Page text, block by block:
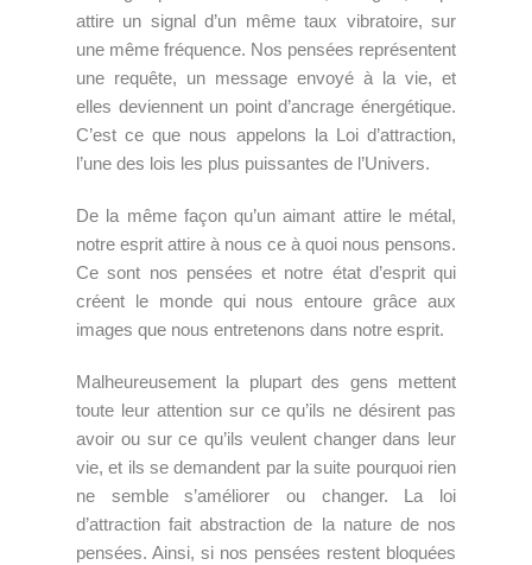
attire un signal d’un même taux vibratoire, sur
une même fréquence. Nos pensées représentent
une requête, un message envoyé à la vie, et
elles deviennent un point d’ancrage énergétique.
C’est ce que nous appelons la Loi d’attraction,
l’une des lois les plus puissantes de l’Univers.
De la même façon qu’un aimant attire le métal,
notre esprit attire à nous ce à quoi nous pensons.
Ce sont nos pensées et notre état d’esprit qui
créent le monde qui nous entoure grâce aux
images que nous entretenons dans notre esprit.
Malheureusement la plupart des gens mettent
toute leur attention sur ce qu’ils ne désirent pas
avoir ou sur ce qu’ils veulent changer dans leur
vie, et ils se demandent par la suite pourquoi rien
ne semble s’améliorer ou changer. La loi
d’attraction fait abstraction de la nature de nos
pensées. Ainsi, si nos pensées restent bloquées